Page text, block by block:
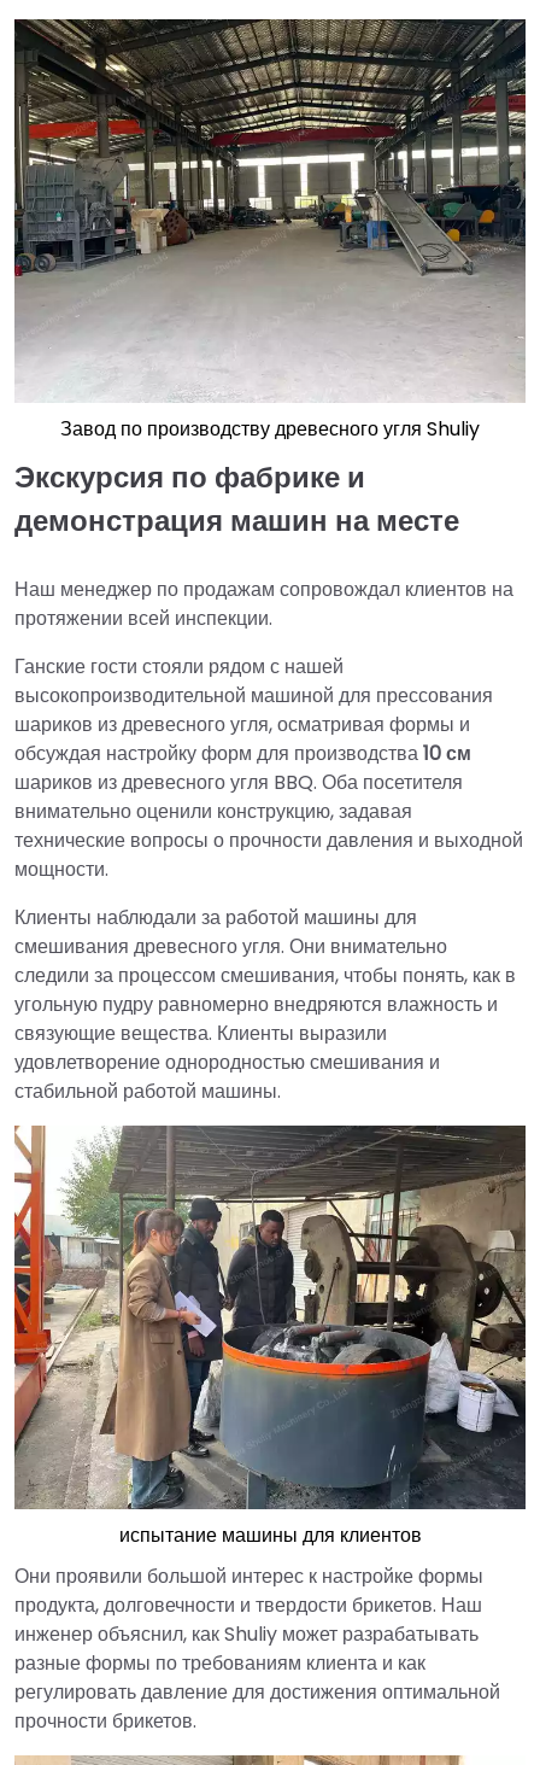
Завод по производству древесного угля Shuliy
Экскурсия по фабрике и
демонстрация машин на месте
Наш менеджер по продажам сопровождал клиентов на
протяжении всей инспекции.
Ганские гости стояли рядом с нашей
высокопроизводительной машиной для прессования
шариков из древесного угля, осматривая формы и
обсуждая настройку форм для производства10 см
шариков из древесного угля BBQ. Оба посетителя
внимательно оценили конструкцию, задавая
технические вопросы о прочности давления и выходной
мощности.
Клиенты наблюдали за работой машины для
смешивания древесного угля. Они внимательно
следили за процессом смешивания, чтобы понять, как в
угольную пудру равномерно внедряются влажность и
связующие вещества. Клиенты выразили
удовлетворение однородностью смешивания и
стабильной работой машины.
испытание машины для клиентов
Они проявили большой интерес к настройке формы
продукта, долговечности и твердости брикетов. Наш
инженер объяснил, как Shuliy может разрабатывать
разные формы по требованиям клиента и как
регулировать давление для достижения оптимальной
прочности брикетов.